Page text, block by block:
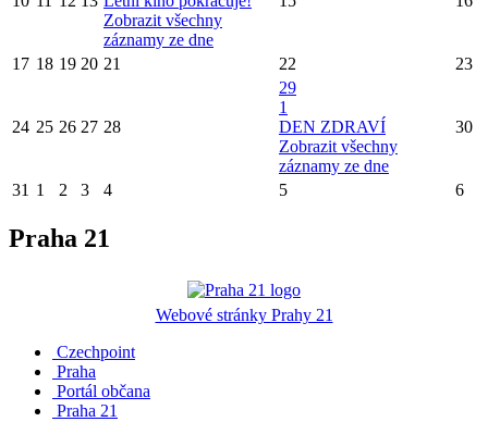
Zobrazit všechny
záznamy ze dne
17 18 19 20 21 22 23
24 25 26 27 28
29
1
DEN ZDRAVÍ
Zobrazit všechny
záznamy ze dne
30
31 1 2 3 4 5 6
Praha 21
Webové stránky Prahy 21
Czechpoint
Praha
Portál občana
Praha 21